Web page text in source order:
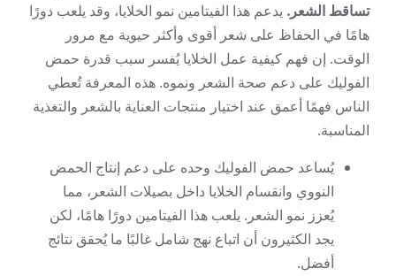
تساقط الشعر. يدعم هذا الفيتامين نمو الخلايا، وقد يلعب دورًا
هامًا في الحفاظ على شعر أقوى وأكثر حيوية مع مرور
الوقت. إن فهم كيفية عمل الخلايا يُفسر سبب قدرة حمض
الفوليك على دعم صحة الشعر ونموه. هذه المعرفة تُعطي
الناس فهمًا أعمق عند اختيار منتجات العناية بالشعر والتغذية
المناسبة.
يُساعد حمض الفوليك وحده على دعم إنتاج الحمض
النووي وانقسام الخلايا داخل بصيلات الشعر، مما
يُعزز نمو الشعر. يلعب هذا الفيتامين دورًا هامًا، لكن
يجد الكثيرون أن اتباع نهج شامل غالبًا ما يُحقق نتائج
أفضل.